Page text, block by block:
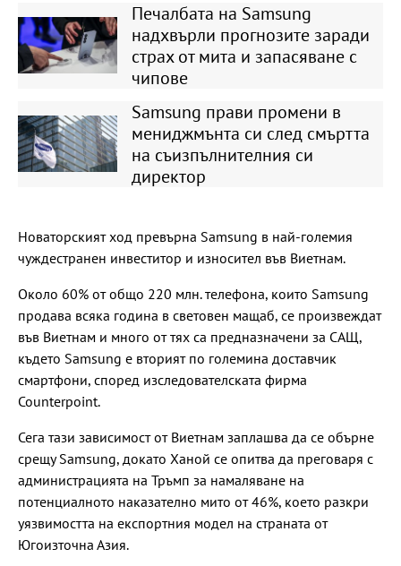
Печалбата на Samsung
надхвърли прогнозите заради
страх от мита и запасяване с
чипове
Samsung прави промени в
мениджмънта си след смъртта
на съизпълнителния си
директор
Новаторският ход превърна Samsung в най-големия
чуждестранен инвеститор и износител във Виетнам.
Около 60% от общо 220 млн. телефона, които Samsung
продава всяка година в световен мащаб, се произвеждат
във Виетнам и много от тях са предназначени за САЩ,
където Samsung е вторият по големина доставчик
смартфони, според изследователската фирма
Counterpoint.
Сега тази зависимост от Виетнам заплашва да се обърне
срещу Samsung, докато Ханой се опитва да преговаря с
администрацията на Тръмп за намаляване на
потенциалното наказателно мито от 46%, което разкри
уязвимостта на експортния модел на страната от
Югоизточна Азия.